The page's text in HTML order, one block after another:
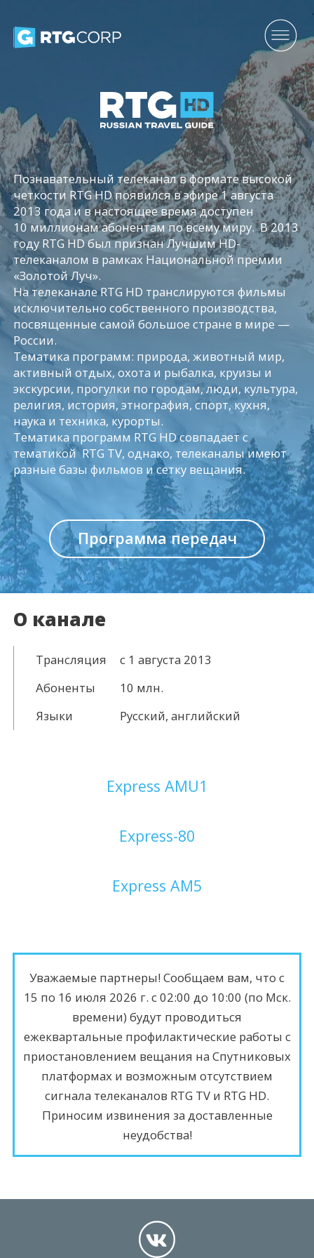
Познавательный телеканал в формате высокой
четкости RTG HD появился в эфире 1 августа
2013 года и в настоящее время доступен
10 миллионам абонентам по всему миру. В 2013
году RTG HD был признан Лучшим HD-
телеканалом в рамках Национальной премии
«Золотой Луч».
На телеканале RTG HD транслируются фильмы
исключительно собственного производства,
посвященные самой большое стране в мире —
России.
Тематика программ: природа, животный мир,
активный отдых, охота и рыбалка, круизы и
экскурсии, прогулки по городам, люди, культура,
религия, история, этнография, спорт, кухня,
наука и техника, курорты.
Тематика программ RTG HD совпадает с
тематикой RTG TV, однако, телеканалы имеют
разные базы фильмов и сетку вещания.
Программа передач
О канале
Трансляция
c 1 августа 2013
Абоненты
10 млн.
Языки
Русский, английский
Express AMU1
Express-80
Express AM5
Уважаемые партнеры! Сообщаем вам, что с
15 по 16 июля 2026 г. с 02:00 до 10:00 (по Мск.
времени) будут проводиться
ежеквартальные профилактические работы с
приостановлением вещания на Спутниковых
платформах и возможным отсутствием
сигнала телеканалов RTG TV и RTG HD.
Приносим извинения за доставленные
неудобства!